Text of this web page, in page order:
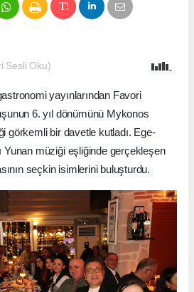
Sesli Oku)
yayınlarından Favori
6. yıl dönümünü Mykonos
görkemli bir davetle kutladı. Ege-
Yunan müziği eşliğinde gerçekleşen
seçkin isimlerini buluşturdu.